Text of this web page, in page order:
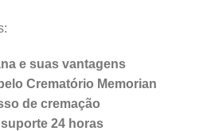
e suas vantagens
Crematório Memorian
de cremação
24 horas